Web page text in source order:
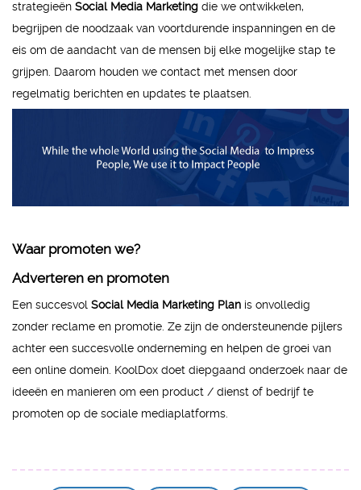
strategieën Social Media Marketing die we ontwikkelen,
begrijpen de noodzaak van voortdurende inspanningen en de
eis om de aandacht van de mensen bij elke mogelijke stap te
grijpen. Daarom houden we contact met mensen door
regelmatig berichten en updates te plaatsen.
Waar promoten we?
Adverteren en promoten
Een succesvol Social Media Marketing Plan is onvolledig
zonder reclame en promotie. Ze zijn de ondersteunende pijlers
achter een succesvolle onderneming en helpen de groei van
een online domein. KoolDox doet diepgaand onderzoek naar de
ideeën en manieren om een product / dienst of bedrijf te
promoten op de sociale mediaplatforms.